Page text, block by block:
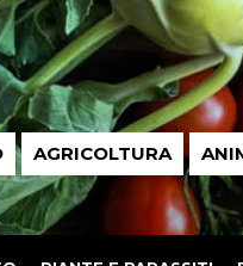
AGRICOLTURA